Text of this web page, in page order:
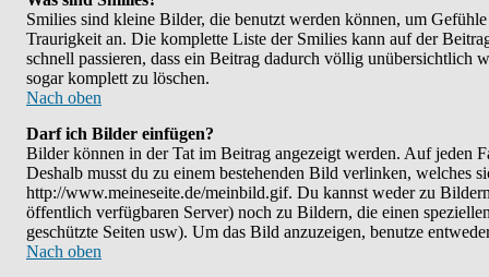
Smilies sind kleine Bilder, die benutzt werden können, um
Traurigkeit an. Die komplette Liste der Smilies kann auf der
schnell passieren, dass ein Beitrag dadurch völlig unübersichtlich
sogar komplett zu löschen.
Nach oben
Darf ich Bilder einfügen?
Bilder können in der Tat im Beitrag angezeigt werden. Auf jeden
Deshalb musst du zu einem bestehenden Bild verlinken,
http://www.meineseite.de/meinbild.gif. Du kannst weder zu
öffentlich verfügbaren Server) noch zu Bildern, die einen
geschützte Seiten usw). Um das Bild anzuzeigen, benutze
Nach oben